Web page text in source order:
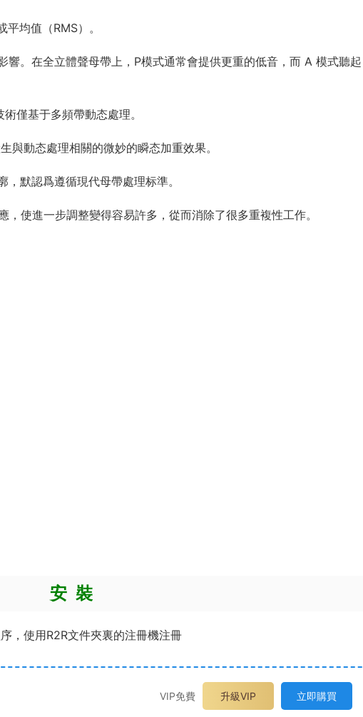
均值（RMS）。
響。在全立體聲母帶上，P模式通常會提供更重的低音，而 A 模式聽起
僅基于多頻帶動态處理。
與動态處理相關的微妙的瞬态加重效果。
默認爲遵循現代母帶處理标準。
使進一步調整變得容易許多，從而消除了很多重複性工作。
安 裝
，使用R2R文件夾裏的注冊機注冊
VIP免費 升級VIP 立即購買